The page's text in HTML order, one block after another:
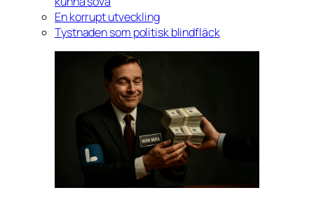
En korrupt utveckling
Tystnaden som politisk blindfläck